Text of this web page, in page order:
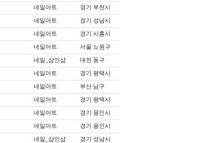
네일아트
경기 부천시
네일아트
경기 성남시
네일아트
경기 시흥시
네일아트
서울 노원구
네일_샵인샵
대전 동구
네일아트
경기 평택시
네일아트
부산 남구
네일아트
경기 평택시
네일아트
경기 용인시
네일아트
경기 용인시
네일_샵인샵
경기 성남시